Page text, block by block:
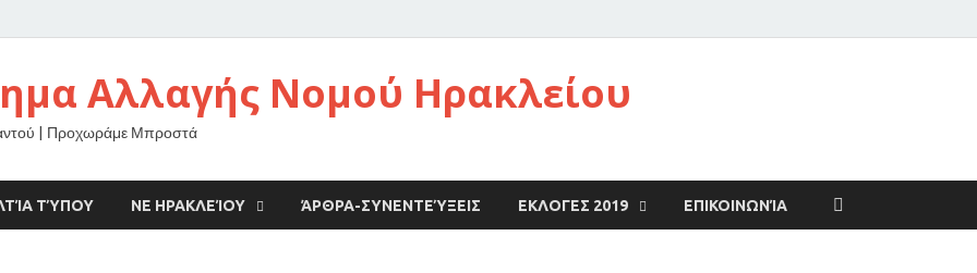
Αλλαγής Νομού Ηρακλείου
| Προχωράμε Μπροστά
ΤΎΠΟΥ ΝΕ ΗΡΑΚΛΕΊΟΥ ΆΡΘΡΑ-ΣΥΝΕΝΤΕΎΞΕΙΣ ΕΚΛΟΓΕΣ 2019 ΕΠΙΚΟΙΝΩΝΊΑ